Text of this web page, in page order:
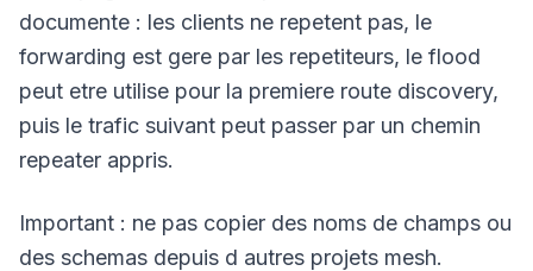
documente : les clients ne repetent pas, le
forwarding est gere par les repetiteurs, le flood
peut etre utilise pour la premiere route discovery,
puis le trafic suivant peut passer par un chemin
repeater appris.
Important : ne pas copier des noms de champs ou
des schemas depuis d autres projets mesh.